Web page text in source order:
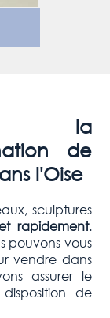
la
de
l'Oise
sculptures
rapidement.
pouvons vous
vendre dans
assurer le
de